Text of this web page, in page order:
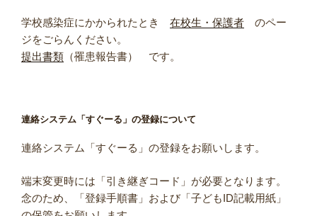
学校感染症にかかられたとき 在校生・保護者 のペー
ジをごらんください。
提出書類 （罹患報告書） です。
連絡システム「すぐーる」の登録について
連絡システム「すぐーる」の登録をお願いします。
端末変更時には「引き継ぎコード」が必要となります。
念のため、「登録手順書」および「子どもID記載用紙」